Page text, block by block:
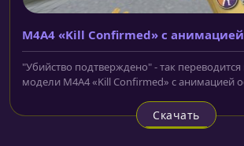
M4A4 «Kill Confirmed» с
"Убийство подтверждено" - так переводится
модели M4A4 «Kill Confirmed» с анимацией
Скачать